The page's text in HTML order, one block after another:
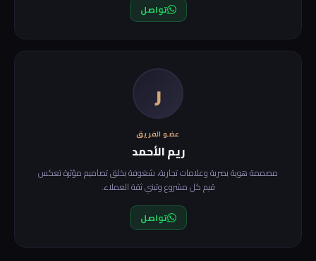
تواصل
ر
عضو الفريق
ريم الأحمد
مصممة هوية بصرية وعلامات تجارية، شغوفة بخلق تصاميم مؤثرة تعكس
قيم كل مشروع وتبني ثقة العملاء.
تواصل